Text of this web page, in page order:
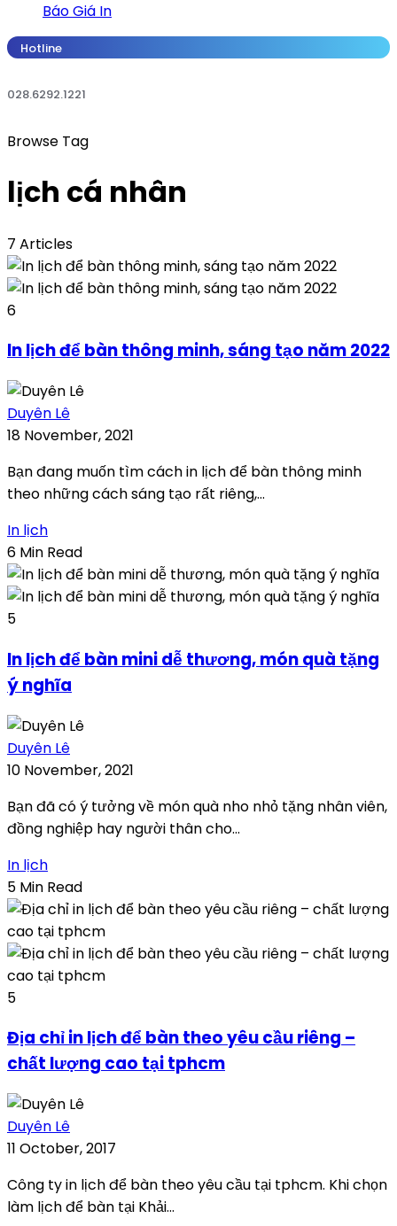
Báo Giá In
Hotline
028.6292.1221
Browse Tag
lịch cá nhân
7 Articles
6
In lịch để bàn thông minh, sáng tạo năm 2022
Duyên Lê
18 November, 2021
Bạn đang muốn tìm cách in lịch để bàn thông minh
theo những cách sáng tạo rất riêng,...
In lịch
6 Min Read
5
In lịch để bàn mini dễ thương, món quà tặng
ý nghĩa
Duyên Lê
10 November, 2021
Bạn đã có ý tưởng về món quà nho nhỏ tặng nhân viên,
đồng nghiệp hay người thân cho...
In lịch
5 Min Read
5
Địa chỉ in lịch để bàn theo yêu cầu riêng –
chất lượng cao tại tphcm
Duyên Lê
11 October, 2017
Công ty in lịch để bàn theo yêu cầu tại tphcm. Khi chọn
làm lịch để bàn tại Khải...